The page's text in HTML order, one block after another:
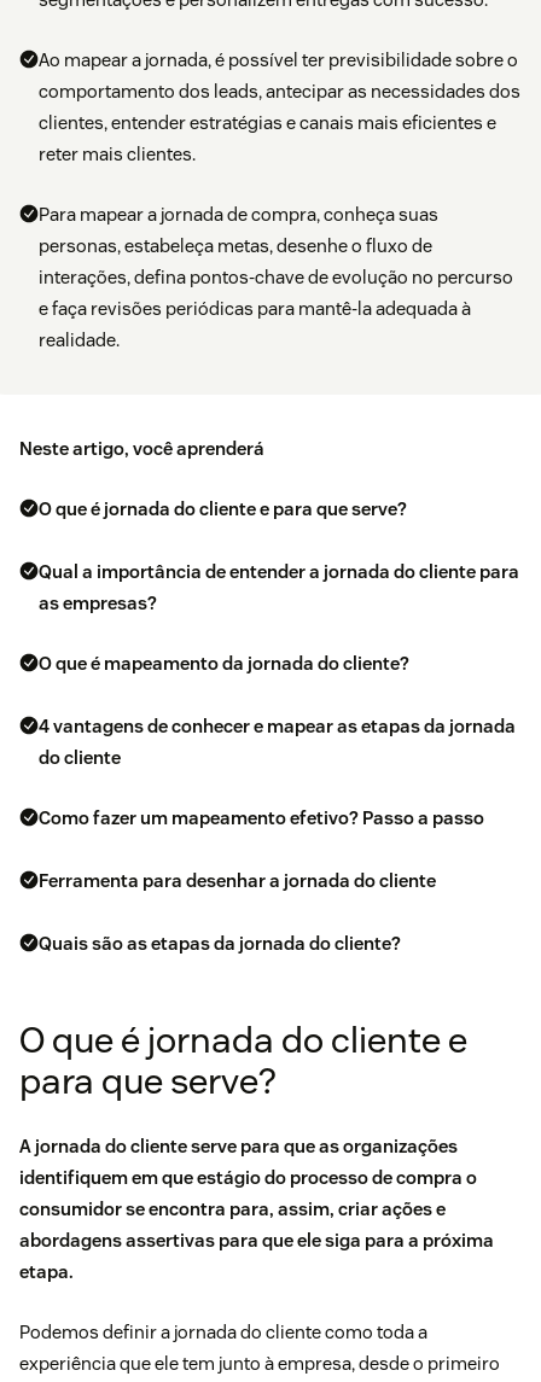
Ao mapear a jornada, é possível ter previsibilidade sobre o
comportamento dos leads, antecipar as necessidades dos
clientes, entender estratégias e canais mais eficientes e
reter mais clientes.
Para mapear a jornada de compra, conheça suas
personas, estabeleça metas, desenhe o fluxo de
interações, defina pontos-chave de evolução no percurso
e faça revisões periódicas para mantê-la adequada à
realidade.
Neste artigo, você aprenderá
O que é jornada do cliente e para que serve?
Qual a importância de entender a jornada do cliente para
as empresas?
O que é mapeamento da jornada do cliente?
4 vantagens de conhecer e mapear as etapas da jornada
do cliente
Como fazer um mapeamento efetivo? Passo a passo
Ferramenta para desenhar a jornada do cliente
Quais são as etapas da jornada do cliente?
O que é jornada do cliente e
para que serve?
A jornada do cliente serve para que as organizações
identifiquem em que estágio do processo de compra o
consumidor se encontra para, assim, criar ações e
abordagens assertivas para que ele siga para a próxima
etapa.
Podemos definir a jornada do cliente como toda a
experiência que ele tem junto à empresa, desde o primeiro